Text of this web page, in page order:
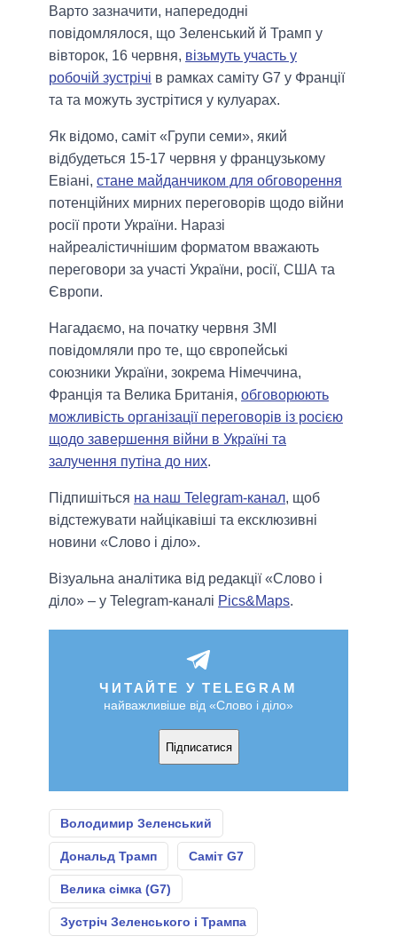
Варто зазначити, напередодні
повідомлялося, що Зеленський й Трамп у
вівторок, 16 червня, візьмуть участь у
робочій зустрічі в рамках саміту G7 у Франції
та та можуть зустрітися у кулуарах.
Як відомо, саміт «Групи семи», який
відбудеться 15-17 червня у французькому
Евіані, стане майданчиком для обговорення
потенційних мирних переговорів щодо війни
росії проти України. Наразі
найреалістичнішим форматом вважають
переговори за участі України, росії, США та
Європи.
Нагадаємо, на початку червня ЗМІ
повідомляли про те, що європейські
союзники України, зокрема Німеччина,
Франція та Велика Британія, обговорюють
можливість організації переговорів із росією
щодо завершення війни в Україні та
залучення путіна до них.
Підпишіться на наш Telegram-канал, щоб
відстежувати найцікавіші та ексклюзивні
новини «Слово і діло».
Візуальна аналітика від редакції «Слово і
діло» – у Telegram-каналі Pics&Maps.
ЧИТАЙТЕ У TELEGRAM
найважливіше від «Слово і діло»
Підписатися
Володимир Зеленський
Дональд Трамп Саміт G7
Велика сімка (G7)
Зустріч Зеленського і Трампа